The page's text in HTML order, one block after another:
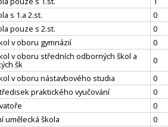
s 1.a 2.st.
0
pouze s 2.st.
0
v oboru gymnázií
0
v oboru středních odborných škol a
šk
0
v oboru nástavbového studia
0
praktického vyučování
0
0
umělecká škola
0